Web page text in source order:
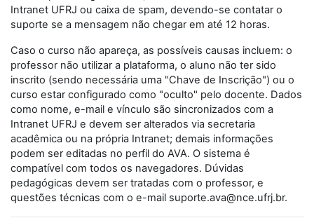
Intranet UFRJ ou caixa de spam, devendo-se contatar o
suporte se a mensagem não chegar em até 12 horas.
Caso o curso não apareça, as possíveis causas incluem: o
professor não utilizar a plataforma, o aluno não ter sido
inscrito (sendo necessária uma "Chave de Inscrição") ou o
curso estar configurado como "oculto" pelo docente. Dados
como nome, e-mail e vínculo são sincronizados com a
Intranet UFRJ e devem ser alterados via secretaria
acadêmica ou na própria Intranet; demais informações
podem ser editadas no perfil do AVA. O sistema é
compatível com todos os navegadores. Dúvidas
pedagógicas devem ser tratadas com o professor, e
questões técnicas com o e-mail suporte.ava@nce.ufrj.br.